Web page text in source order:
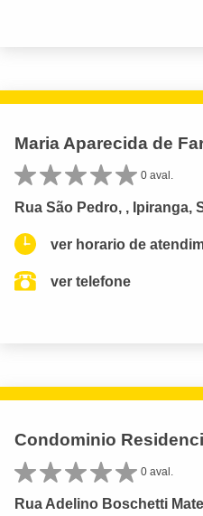
Maria Aparecida de
0 aval.
Rua São Pedro, , Ipiranga,
ver horario de
ver telefone
Condominio
0 aval.
Rua Adelino Boschetti